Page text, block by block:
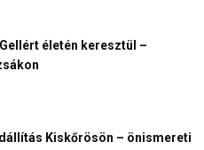
életén keresztül –
Kiskőrösön – önismereti